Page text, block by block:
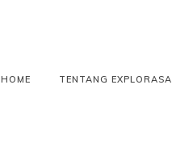
HOME TENTANG EXPLORASA